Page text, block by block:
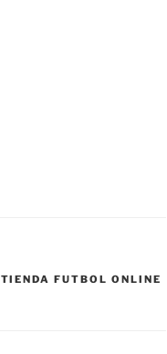
TIENDA FUTBOL ONLINE